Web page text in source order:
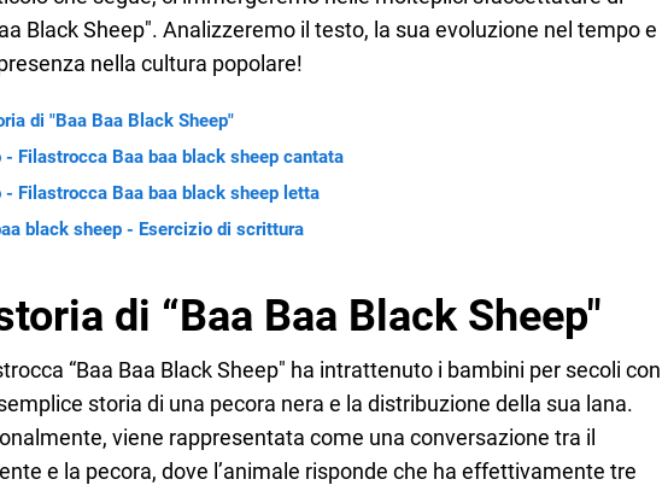
Black Sheep". Analizzeremo il testo, la sua evoluzione nel tempo e
nella cultura popolare!
di "Baa Baa Black Sheep"
- Filastrocca Baa baa black sheep cantata
- Filastrocca Baa baa black sheep letta
black sheep - Esercizio di scrittura
di “Baa Baa Black Sheep"
“Baa Baa Black Sheep" ha intrattenuto i bambini per secoli con
storia di una pecora nera e la distribuzione della sua lana.
viene rappresentata come una conversazione tra il
e la pecora, dove l’animale risponde che ha effettivamente tre